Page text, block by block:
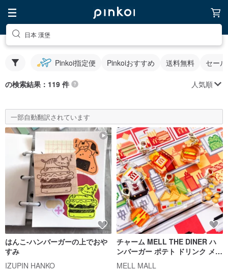
日本 漢堡
Pinkoi指定便 Pinkoiおすすめ 送料無料 セー
の検索結果：119 件 人気順
一部自動翻訳されています
はんこ-ハンバーガーの上でおや
すみ
IZUPIN HANKO
チャーム MELL THE DINER ハ
ンバーガー ポテト ドリンク メル
会長 アクリルチャームドット絵
MELL MALL